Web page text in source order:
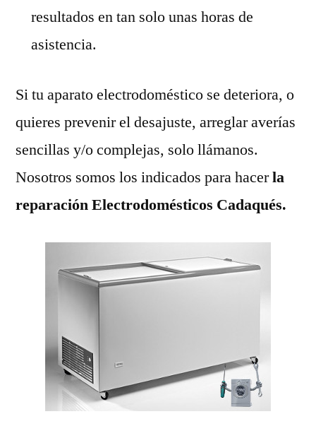
resultados en tan solo unas horas de
asistencia.
Si tu aparato electrodoméstico se deteriora, o
quieres prevenir el desajuste, arreglar averías
sencillas y/o complejas, solo llámanos.
Nosotros somos los indicados para hacerla
reparación Electrodomésticos Cadaqués.